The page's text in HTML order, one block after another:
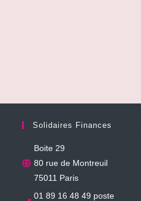
Solidaires Finances
Boite 29
80 rue de Montreuil
75011 Paris
01 89 16 48 49 poste